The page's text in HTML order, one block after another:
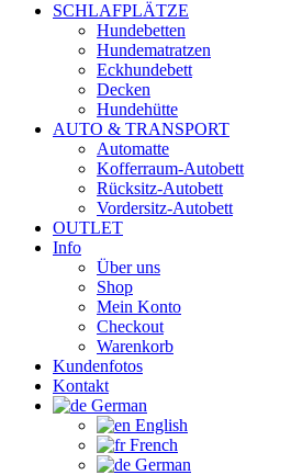
SCHLAFPLÄTZE
Hundebetten
Hundematratzen
Eckhundebett
Decken
Hundehütte
AUTO & TRANSPORT
Automatte
Kofferraum-Autobett
Rücksitz-Autobett
Vordersitz-Autobett
OUTLET
Info
Über uns
Shop
Mein Konto
Checkout
Warenkorb
Kundenfotos
Kontakt
German
English
French
German